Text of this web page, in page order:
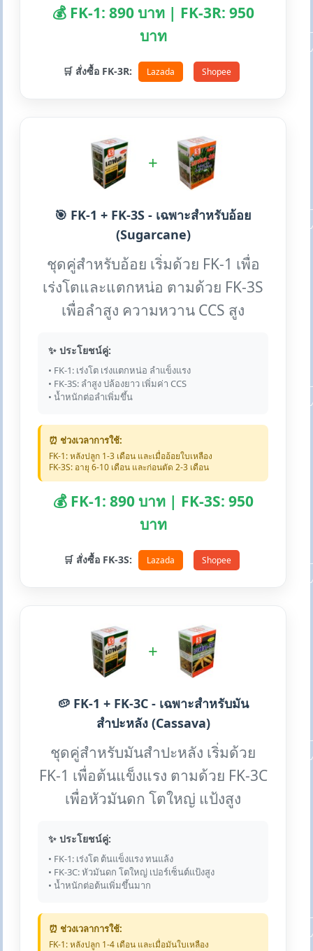
💰 FK-1: 890 บาท | FK-3R: 950
บาท
🛒 สั่งซื้อ FK-3R: Lazada Shopee
+
🎯 FK-1 + FK-3S - เฉพาะสำหรับอ้อย
(Sugarcane)
ชุดคู่สำหรับอ้อย เริ่มด้วย FK-1 เพื่อ
เร่งโตและแตกหน่อ ตามด้วย FK-3S
เพื่อลำสูง ความหวาน CCS สูง
✨ ประโยชน์คู่:
• FK-1: เร่งโต เร่งแตกหน่อ ลำแข็งแรง
• FK-3S: ลำสูง ปล้องยาว เพิ่มค่า CCS
• น้ำหนักต่อลำเพิ่มขึ้น
⏰ ช่วงเวลาการใช้:
FK-1: หลังปลูก 1-3 เดือน และเมื่ออ้อยใบเหลือง
FK-3S: อายุ 6-10 เดือน และก่อนตัด 2-3 เดือน
💰 FK-1: 890 บาท | FK-3S: 950
บาท
🛒 สั่งซื้อ FK-3S: Lazada Shopee
+
🥔 FK-1 + FK-3C - เฉพาะสำหรับมัน
สำปะหลัง (Cassava)
ชุดคู่สำหรับมันสำปะหลัง เริ่มด้วย
FK-1 เพื่อต้นแข็งแรง ตามด้วย FK-3C
เพื่อหัวมันดก โตใหญ่ แป้งสูง
✨ ประโยชน์คู่:
• FK-1: เร่งโต ต้นแข็งแรง ทนแล้ง
• FK-3C: หัวมันดก โตใหญ่ เปอร์เซ็นต์แป้งสูง
• น้ำหนักต่อต้นเพิ่มขึ้นมาก
⏰ ช่วงเวลาการใช้:
FK-1: หลังปลูก 1-4 เดือน และเมื่อมันใบเหลือง